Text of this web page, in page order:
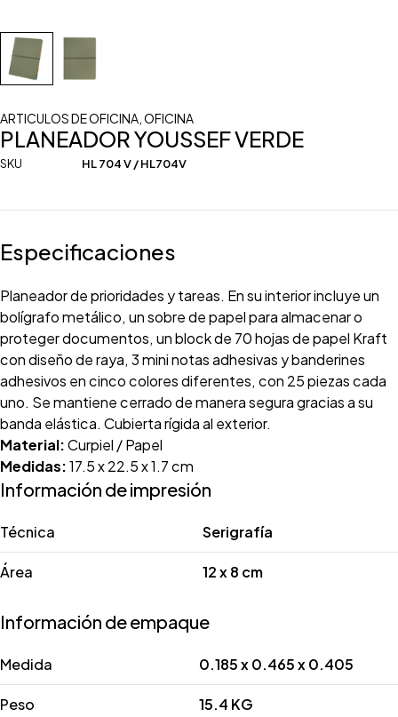
ARTICULOS DE OFICINA OFICINA
PLANEADOR YOUSSEF VERDE
SKU HL 704 V / HL704V
Especificaciones
Planeador de prioridades y tareas. En su interior incluye un
bolígrafo metálico, un sobre de papel para almacenar o
proteger documentos, un block de 70 hojas de papel Kraft
con diseño de raya, 3 mini notas adhesivas y banderines
adhesivos en cinco colores diferentes, con 25 piezas cada
uno. Se mantiene cerrado de manera segura gracias a su
banda elástica. Cubierta rígida al exterior.
Material:Curpiel / Papel
Medidas:17.5 x 22.5 x 1.7 cm
Información de impresión
Técnica Serigrafía
Área 12 x 8 cm
Información de empaque
Medida 0.185 x 0.465 x 0.405
Peso 15.4 KG